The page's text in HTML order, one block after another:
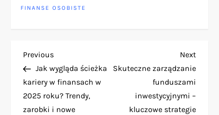
FINANSE OSOBISTE
N
a
w
Previous
Post
Previous
Jak wygląda ścieżka
kariery w finansach w
2025 roku? Trendy,
zarobki i nowe
Next
Post
Next
Skuteczne zarządzanie
funduszami
inwestycyjnymi –
kluczowe strategie